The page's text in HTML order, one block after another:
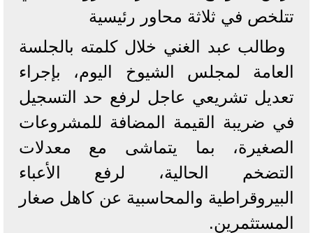
تتلخص في ثلاثة محاور رئيسية
وطالب عبد الغني خلال كلمته بالجلسة
العامة لمجلس الشيوخ اليوم، بإجراء
تعديل تشريعي عاجل لرفع حد التسجيل
في ضريبة القيمة المضافة للمشروعات
الصغيرة، بما يتماشى مع معدلات
التضخم الحالية، لرفع الأعباء
البيروقراطية والمحاسبية عن كاهل صغار
المستثمرين.